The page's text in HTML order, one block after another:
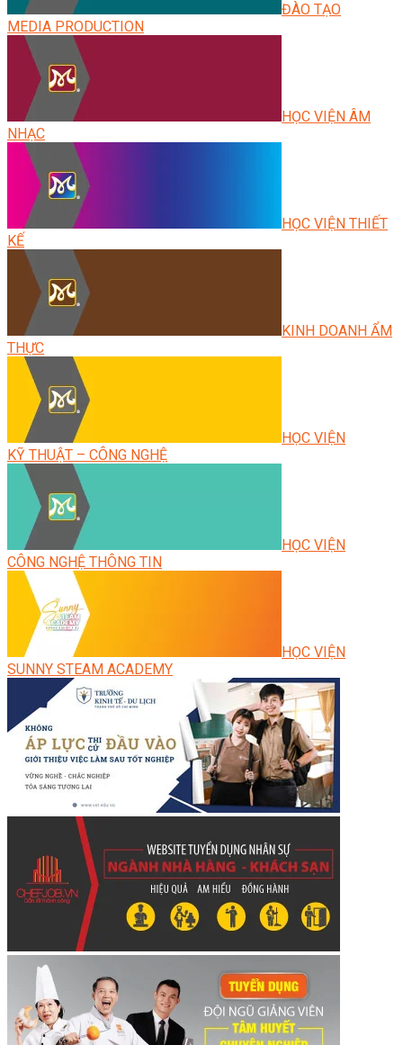
ĐÀO TẠO
MEDIA PRODUCTION
HỌC VIỆN ÂM
NHẠC
HỌC VIỆN THIẾT
KẾ
KINH DOANH ẨM
THỰC
HỌC VIỆN
KỸ THUẬT – CÔNG NGHỆ
HỌC VIỆN
CÔNG NGHỆ THÔNG TIN
HỌC VIỆN
SUNNY STEAM ACADEMY